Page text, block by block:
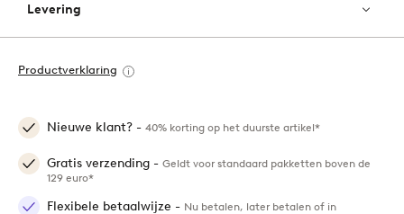
Levering
Productverklaring
Nieuwe klant? - 40% korting op het duurste artikel*
Gratis verzending - Geldt voor standaard pakketten boven de
129 euro*
Flexibele betaalwijze - Nu betalen, later betalen of in